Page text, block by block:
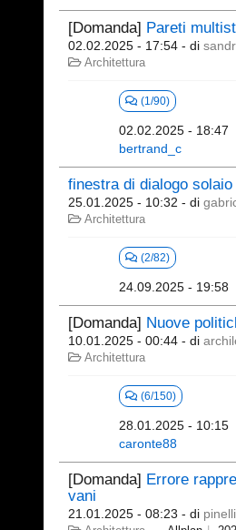
[Domanda] Pareti
02.02.2025 - 17:54 - di
Architettura
(1/90)
02.02.2025 - 18:47
bertrand_c
finestra di dialogo
25.01.2025 - 10:32 - di
Architettura
(2/82)
24.09.2025 - 19:58
[Domanda] Nuove
10.01.2025 - 00:44 - di
Architettura
(6/150)
28.01.2025 - 10:15
caronte88
[Domanda] Errore
vani
21.01.2025 - 08:23 - di pinelli